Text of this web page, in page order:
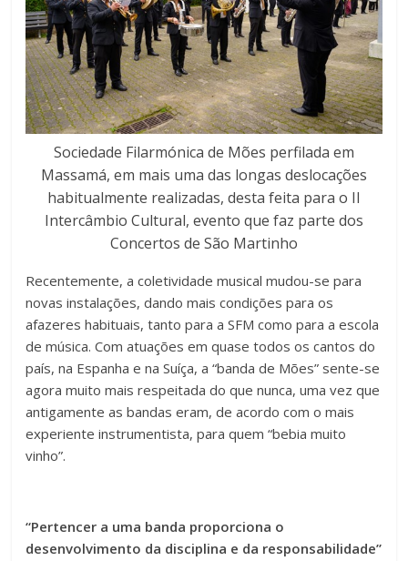
Sociedade Filarmónica de Mões perfilada em
Massamá, em mais uma das longas deslocações
habitualmente realizadas, desta feita para o II
Intercâmbio Cultural, evento que faz parte dos
Concertos de São Martinho
Recentemente, a coletividade musical mudou-se para
novas instalações, dando mais condições para os
afazeres habituais, tanto para a SFM como para a escola
de música. Com atuações em quase todos os cantos do
país, na Espanha e na Suíça, a “banda de Mões” sente-se
agora muito mais respeitada do que nunca, uma vez que
antigamente as bandas eram, de acordo com o mais
experiente instrumentista, para quem “bebia muito
vinho”.
“Pertencer a uma banda proporciona o
desenvolvimento da disciplina e da responsabilidade”